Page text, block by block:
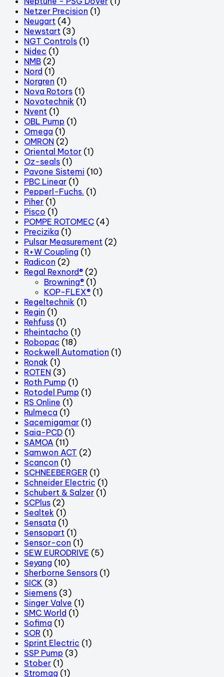
Netzer Precision (1)
Neugart (4)
Newstart (3)
NGT Controls (1)
Nidec (1)
NMB (2)
Nord (1)
Norgren (1)
Nova Rotors (1)
Novotechnik (1)
Nvent (1)
OBL Pump (1)
Omega (1)
OMRON (2)
Oriental Motor (1)
Oz-seals (1)
Pavone Sistemi (10)
PBC Linear (1)
Pepperl-Fuchs. (1)
Piher (1)
Pisco (1)
POMPE ROTOMEC (4)
Precizika (1)
Pulsar Measurement (2)
R+W Coupling (1)
Radicon (2)
Regal Rexnord® (2)
Browning® (1)
KOP-FLEX® (1)
Regeltechnik (1)
Regin (1)
Rehfuss (1)
Rheintacho (1)
Robopac (18)
Rockwell Automation (1)
Ronak (1)
ROTEN (3)
Roth Pump (1)
Rotodel Pump (1)
RS Online (1)
Rulmeca (1)
Sacemigamar (1)
Saia-PCD (1)
SAMOA (11)
Samwon ACT (2)
Scancon (1)
SCHNEEBERGER (1)
Schneider Electric (1)
Schubert & Salzer (1)
SCPlus (2)
Sealtek (1)
Sensata (1)
Sensopart (1)
Sensor-con (1)
SEW EURODRIVE (5)
Seyang (10)
Sherborne Sensors (1)
SICK (3)
Siemens (3)
Singer Valve (1)
SMC World (1)
Sofima (1)
SOR (1)
Sprint Electric (1)
SSP Pump (3)
Stober (1)
Stromag (1)